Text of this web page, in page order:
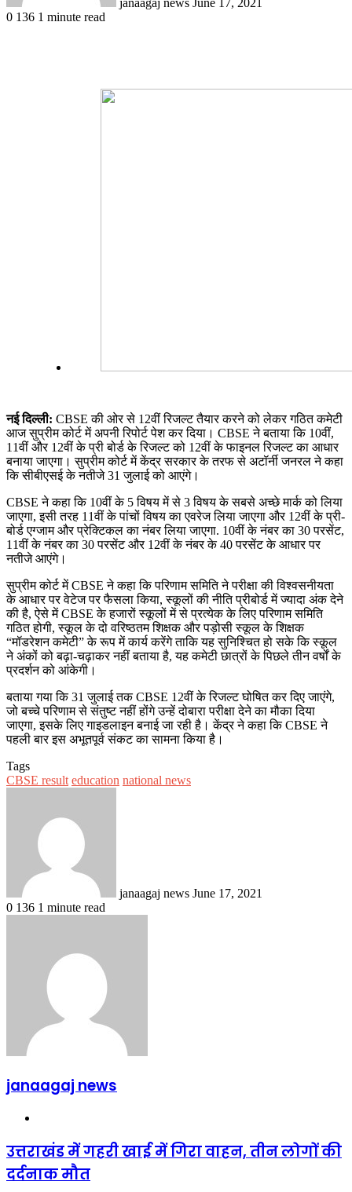
0 136 1 minute read
नई दिल्ली: CBSE की ओर से 12वीं रिजल्ट तैयार करने को लेकर गठित कमेटी
आज सुप्रीम कोर्ट में अपनी रिपोर्ट पेश कर दिया। CBSE ने बताया कि 10वीं,
11वीं और 12वीं के प्री बोर्ड के रिजल्ट को 12वीं के फाइनल रिजल्ट का आधार
बनाया जाएगा। सुप्रीम कोर्ट में केंद्र सरकार के तरफ से अटॉर्नी जनरल ने कहा
कि सीबीएसई के नतीजे 31 जुलाई को आएंगे।
CBSE ने कहा कि 10वीं के 5 विषय में से 3 विषय के सबसे अच्छे मार्क को लिया
जाएगा, इसी तरह 11वीं के पांचों विषय का एवरेज लिया जाएगा और 12वीं के प्री-
बोर्ड एग्जाम और प्रेक्टिकल का नंबर लिया जाएगा. 10वीं के नंबर का 30 परसेंट,
11वीं के नंबर का 30 परसेंट और 12वीं के नंबर के 40 परसेंट के आधार पर
नतीजे आएंगे।
सुप्रीम कोर्ट में CBSE ने कहा कि परिणाम समिति ने परीक्षा की विश्वसनीयता
के आधार पर वेटेज पर फैसला किया, स्कूलों की नीति प्रीबोर्ड में ज्यादा अंक देने
की है, ऐसे में CBSE के हजारों स्कूलों में से प्रत्येक के लिए परिणाम समिति
गठित होगी, स्कूल के दो वरिष्ठतम शिक्षक और पड़ोसी स्कूल के शिक्षक
“मॉडरेशन कमेटी” के रूप में कार्य करेंगे ताकि यह सुनिश्चित हो सके कि स्कूल
ने अंकों को बढ़ा-चढ़ाकर नहीं बताया है, यह कमेटी छात्रों के पिछले तीन वर्षों के
प्रदर्शन को आंकेगी।
बताया गया कि 31 जुलाई तक CBSE 12वीं के रिजल्ट घोषित कर दिए जाएंगे,
जो बच्चे परिणाम से संतुष्ट नहीं होंगे उन्हें दोबारा परीक्षा देने का मौका दिया
जाएगा, इसके लिए गाइडलाइन बनाई जा रही है। केंद्र ने कहा कि CBSE ने
पहली बार इस अभूतपूर्व संकट का सामना किया है।
Tags
CBSE result education national news
janaagaj news June 17, 2021
0 136 1 minute read
janaagaj news
उत्तराखंड में गहरी खाई में गिरा वाहन, तीन लोगों की
दर्दनाक मौत